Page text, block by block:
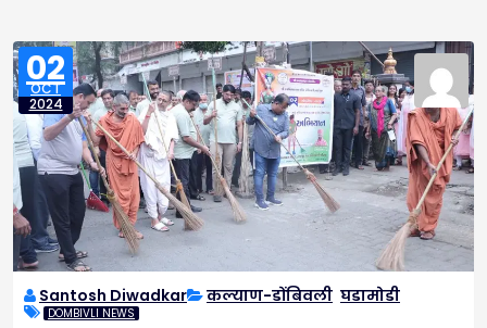
02
OCT
2024
Santosh Diwadkar कल्याण-डोंबिवली घडामोडी
DOMBIVLI NEWS